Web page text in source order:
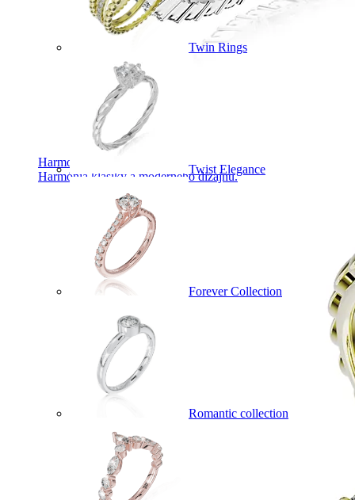
Harmony
Harmónia klasiky a moderného dizajnu.
Twin Rings
Twist Elegance
Forever Collection
Romantic collection